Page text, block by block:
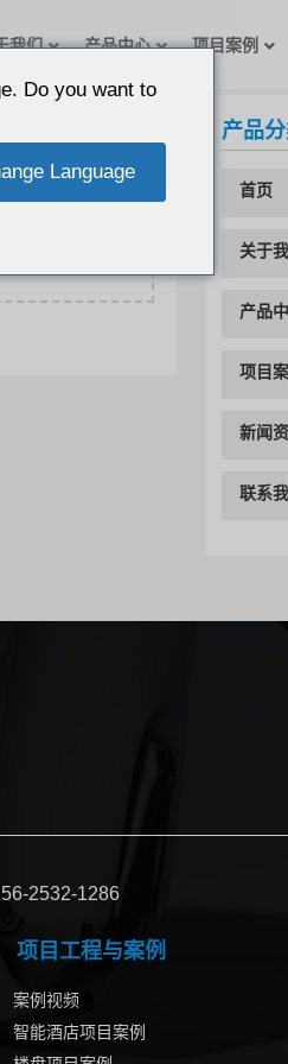
我们 产品中心 项目案例
产品
首页
关于
产品
项目
新闻
联系
2532-1286
项目工程与案例
案例视频
智能酒店项目案例
Do you want to
Language